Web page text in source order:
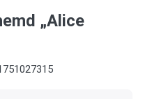
„Alice